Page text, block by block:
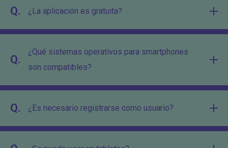
Q. ¿La aplicación es gratuita?
Q.
¿Qué sistemas operativos para smartphones
son compatibles?
Q. ¿Es necesario registrarse como usuario?